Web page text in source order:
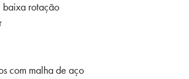
rotação
com malha de aço